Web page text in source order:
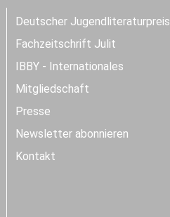
Deutscher Jugendliteraturpreis
Fachzeitschrift Julit
IBBY - Internationales
Mitgliedschaft
Presse
Newsletter abonnieren
Kontakt